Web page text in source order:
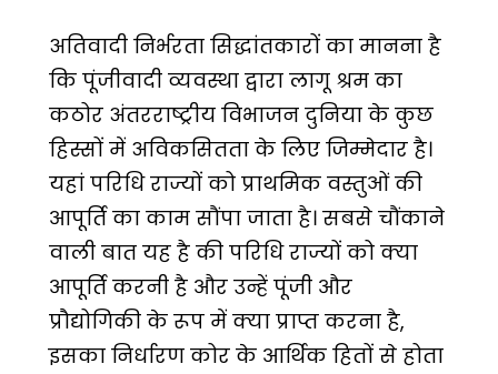
अतिवादी निर्भरता सिद्धांतकारों का मानना है
कि पूंजीवादी व्यवस्था द्वारा लागू श्रम का
कठोर अंतरराष्ट्रीय विभाजन दुनिया के कुछ
हिस्सों में अविकसितता के लिए जिम्मेदार है।
यहां परिधि राज्यों को प्राथमिक वस्तुओं की
आपूर्ति का काम सौंपा जाता है। सबसे चौंकाने
वाली बात यह है की परिधि राज्यों को क्या
आपूर्ति करनी है और उन्हें पूंजी और
प्रौद्योगिकी के रूप में क्या प्राप्त करना है,
इसका निर्धारण कोर के आर्थिक हितों से होता